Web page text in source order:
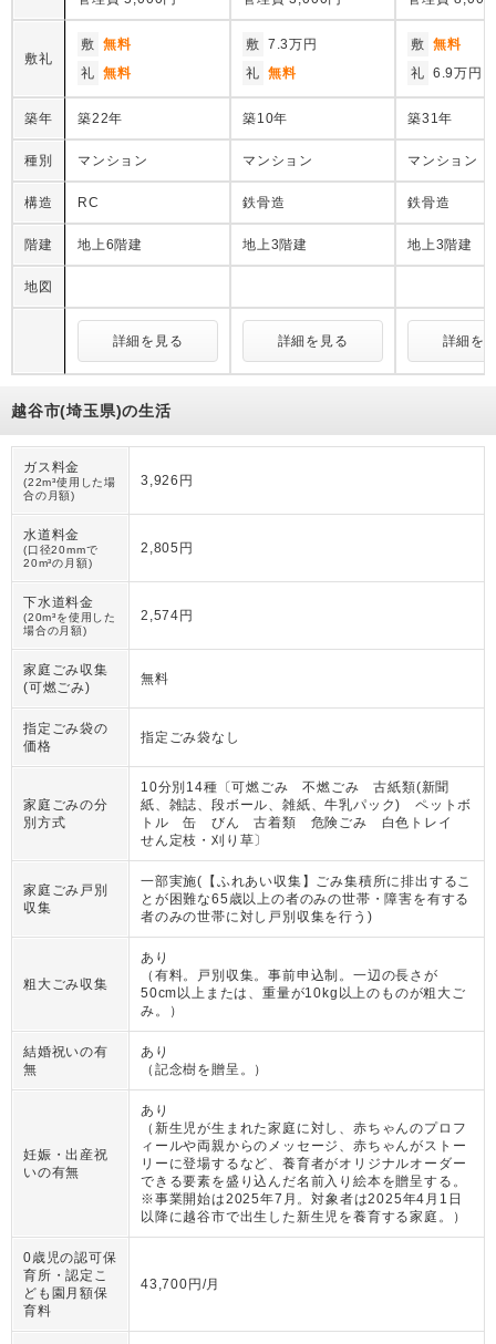
敷礼
敷 無料
礼 無料
敷 7.3万円
礼 無料
敷 無料
礼 6.9万円
築年 築22年 築10年 築31年
種別 マンション マンション マンション
構造 RC 鉄骨造 鉄骨造
階建 地上6階建 地上3階建 地上3階建
地図
詳細を見る 詳細を見る 詳細を
越谷市(埼玉県)の生活
ガス料金
(22m³使用した場
合の月額)
3,926円
水道料金
(口径20mmで
20m³の月額)
2,805円
下水道料金
(20m³を使用した
場合の月額)
2,574円
家庭ごみ収集
(可燃ごみ)
無料
指定ごみ袋の
価格
指定ごみ袋なし
家庭ごみの分
別方式
10分別14種〔可燃ごみ 不燃ごみ 古紙類(新聞
紙、雑誌、段ボール、雑紙、牛乳パック) ペットボ
トル 缶 びん 古着類 危険ごみ 白色トレイ
せん定枝・刈り草〕
家庭ごみ戸別
収集
一部実施(【ふれあい収集】ごみ集積所に排出するこ
とが困難な65歳以上の者のみの世帯・障害を有する
者のみの世帯に対し戸別収集を行う)
粗大ごみ収集
あり
（ 有料。戸別収集。事前申込制。一辺の長さが
50cm以上または、重量が10kg以上のものが粗大ご
み。
）
結婚祝いの有
無
あり
（ 記念樹を贈呈。 ）
妊娠・出産祝
いの有無
あり
（ 新生児が生まれた家庭に対し、赤ちゃんのプロフ
ィールや両親からのメッセージ、赤ちゃんがストー
リーに登場するなど、養育者がオリジナルオーダー
できる要素を盛り込んだ名前入り絵本を贈呈する。
※事業開始は2025年7月。対象者は2025年4月1日
以降に越谷市で出生した新生児を養育する家庭。
）
0歳児の認可保
育所・認定こ
ども園月額保
育料
43,700円/月